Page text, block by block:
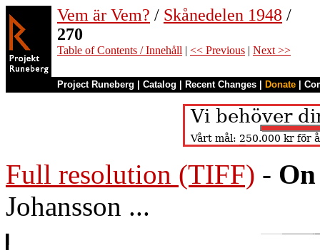
Vem är Vem? / Skånedelen 1948 /
270
Table of Contents / Innehåll | << Previous | Next >>
Project Runeberg Catalog Recent Changes Donate
Full resolution (TIFF) -
Johansson ...